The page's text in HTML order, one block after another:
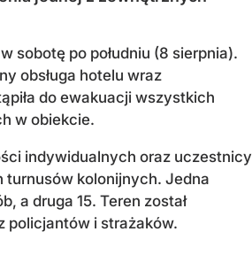
sobotę po południu (8 sierpnia).
obsługa hotelu wraz
do ewakuacji wszystkich
w obiekcie.
indywidualnych oraz uczestnicy
turnusów kolonijnych. Jedna
a druga 15. Teren został
policjantów i strażaków.